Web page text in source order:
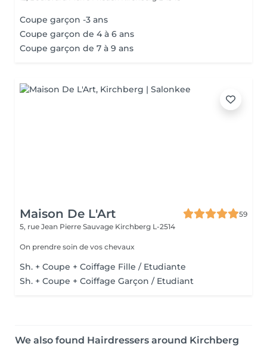
Coupe garçon -3 ans
Coupe garçon de 4 à 6 ans
Coupe garçon de 7 à 9 ans
Maison De L'Art
59
5, rue Jean Pierre Sauvage Kirchberg L-2514
On prendre soin de vos chevaux
Sh. + Coupe + Coiffage Fille / Etudiante
Sh. + Coupe + Coiffage Garçon / Etudiant
We also found Hairdressers around Kirchberg